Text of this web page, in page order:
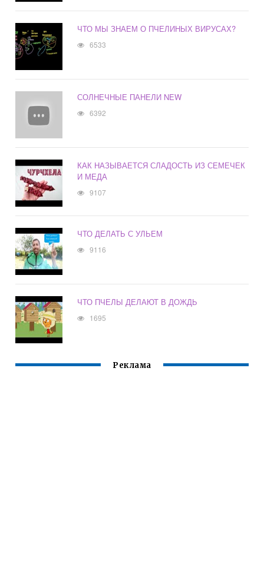
ЧТО МЫ ЗНАЕМ О ПЧЕЛИНЫХ ВИРУСАХ?
6533
СОЛНЕЧНЫЕ ПАНЕЛИ NEW
6392
КАК НАЗЫВАЕТСЯ СЛАДОСТЬ ИЗ СЕМЕЧЕК
И МЕДА
9107
ЧТО ДЕЛАТЬ С УЛЬЕМ
9116
ЧТО ПЧЕЛЫ ДЕЛАЮТ В ДОЖДЬ
1695
Реклама